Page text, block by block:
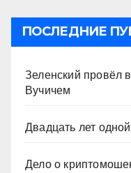
ПОСЛЕДНИЕ
Зеленский провёл
Вучичем
Двадцать лет
Дело о